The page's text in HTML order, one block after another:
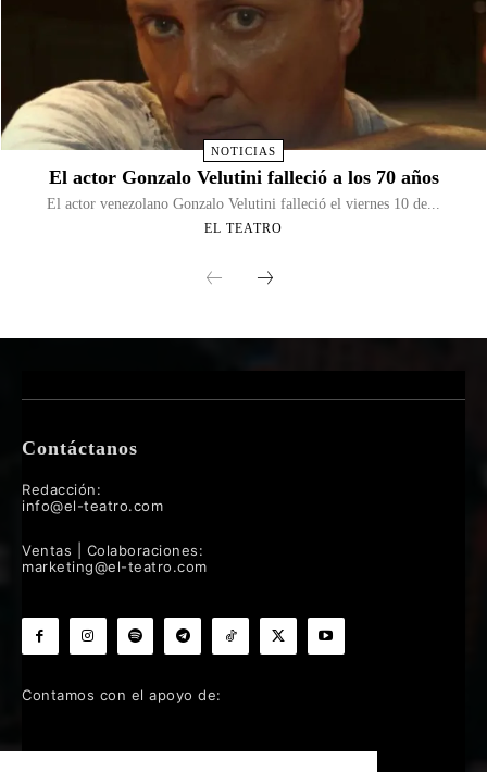
NOTICIAS
El actor Gonzalo Velutini falleció a los 70 años
El actor venezolano Gonzalo Velutini falleció el viernes 10 de...
EL TEATRO
Contáctanos
Redacción:
info@el-teatro.com
Ventas | Colaboraciones:
marketing@el-teatro.com
Contamos con el apoyo de: